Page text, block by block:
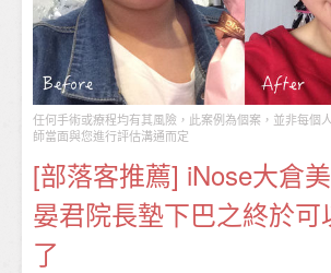
任何手術或療程均有其風險，此案例為個案，並非每個
師當面與您進行評估溝通而定
[部落客推薦] iNose大倉
晏君院長墊下巴之終於可
了